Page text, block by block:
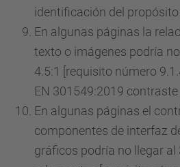
identificación del propósito
En algunas páginas la
texto o imágenes podría
4.5:1 [requisito número
EN 301549:2019 contraste
En algunas páginas el
componentes de interfaz
gráficos podría no llegar al